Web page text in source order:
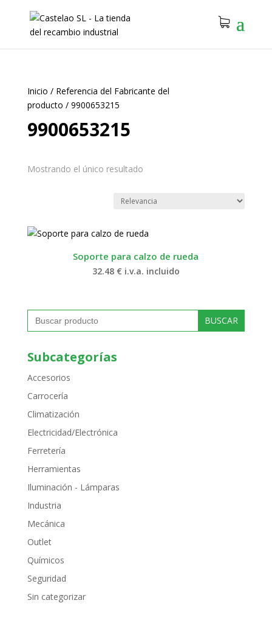
Inicio / Referencia del Fabricante del
producto / 9900653215
9900653215
Mostrando el único resultado
Soporte para calzo de rueda
32.48 € i.v.a. incluido
Buscar:
Subcategorías
Accesorios
Carrocería
Climatización
Electricidad/Electrónica
Ferretería
Herramientas
Iluminación - Lámparas
Industria
Mecánica
Outlet
Químicos
Seguridad
Sin categorizar